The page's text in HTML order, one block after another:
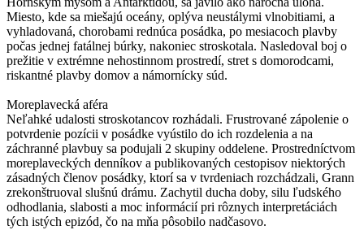
Miesto, kde sa miešajú oceány, oplýva neustálymi vlnobitiami, a
vyhladovaná, chorobami rednúca posádka, po mesiacoch plavby
počas jednej fatálnej búrky, nakoniec stroskotala. Nasledoval boj o
prežitie v extrémne nehostinnom prostredí, stret s domorodcami,
riskantné plavby domov a námornícky súd.
Moreplavecká aféra
Neľahké udalosti stroskotancov rozhádali. Frustrované zápolenie o
potvrdenie pozícii v posádke vyústilo do ich rozdelenia a na
záchranné plavbuy sa podujali 2 skupiny oddelene. Prostredníctvom
moreplaveckých denníkov a publikovaných cestopisov niektorých
zásadných členov posádky, ktorí sa v tvrdeniach rozchádzali, Grann
zrekonštruoval slušnú drámu. Zachytil ducha doby, silu ľudského
odhodlania, slabosti a moc informácií pri rôznych interpretáciách
tých istých epizód, čo na mňa pôsobilo nadčasovo.